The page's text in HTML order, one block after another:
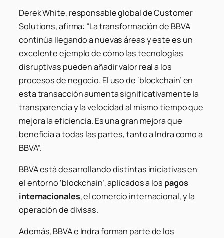
Derek White, responsable global de Customer
Solutions, afirma: “La transformación de BBVA
continúa llegando a nuevas áreas y este es un
excelente ejemplo de cómo las tecnologías
disruptivas pueden añadir valor real a los
procesos de negocio. El uso de ‘blockchain’ en
esta transacción aumenta significativamente la
transparencia y la velocidad al mismo tiempo que
mejora la eficiencia. Es una gran mejora que
beneficia a todas las partes, tanto a Indra como a
BBVA”.
BBVA está desarrollando distintas iniciativas en
el entorno ‘blockchain’, aplicados a los pagos
internacionales, el comercio internacional, y la
operación de divisas.
Además, BBVA e Indra forman parte de los